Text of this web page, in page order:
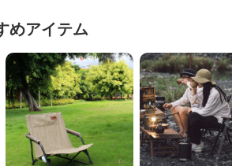
めアイテム